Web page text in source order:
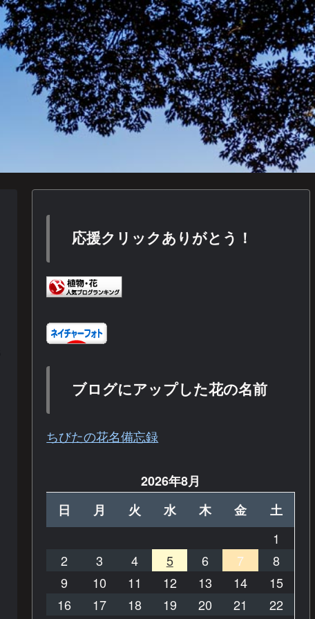
応援クリックありがとう！
ブログにアップした花の名前
ちびたの花名備忘録
2026年8月
日
月 火 水 木 金
土
1
2
3 4 5 6 7
8
9
10 11 12 13 14
15
16
17 18 19 20 21
22